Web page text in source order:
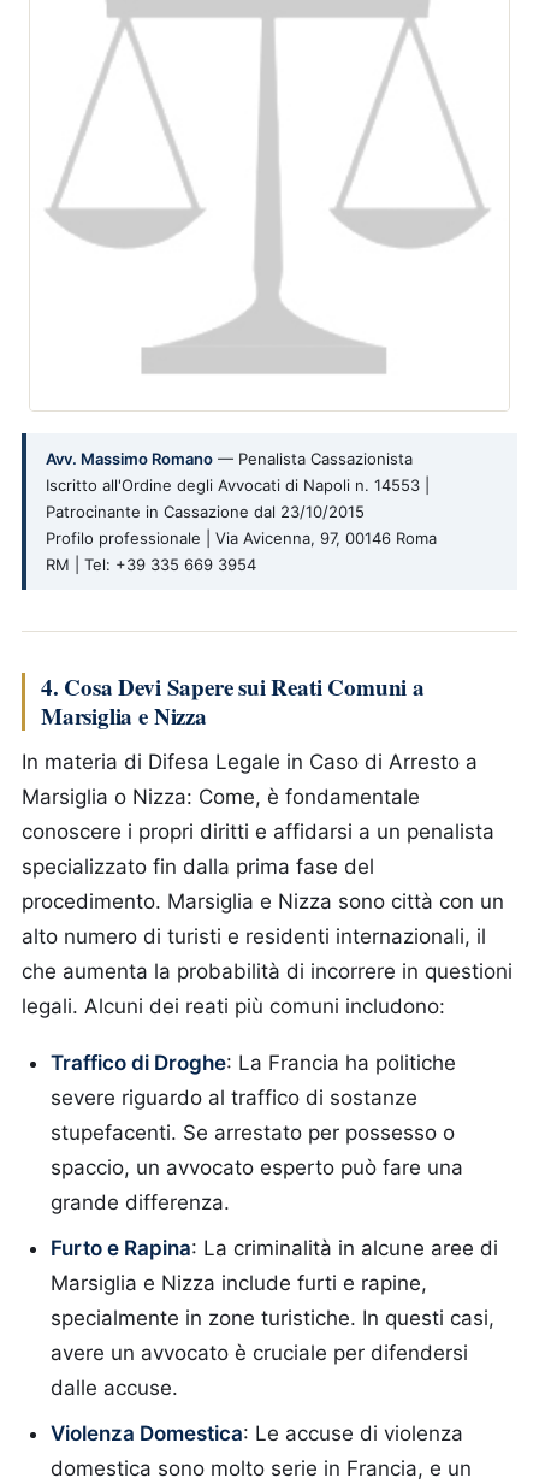
Avv. Massimo Romano — Penalista Cassazionista
Iscritto all'Ordine degli Avvocati di Napoli n. 14553 |
Patrocinante in Cassazione dal 23/10/2015
Profilo professionale | Via Avicenna, 97, 00146 Roma
RM | Tel: +39 335 669 3954
4. Cosa Devi Sapere sui Reati Comuni a
Marsiglia e Nizza
In materia di Difesa Legale in Caso di Arresto a
Marsiglia o Nizza: Come, è fondamentale
conoscere i propri diritti e affidarsi a un penalista
specializzato fin dalla prima fase del
procedimento. Marsiglia e Nizza sono città con un
alto numero di turisti e residenti internazionali, il
che aumenta la probabilità di incorrere in questioni
legali. Alcuni dei reati più comuni includono:
Traffico di Droghe: La Francia ha politiche
severe riguardo al traffico di sostanze
stupefacenti. Se arrestato per possesso o
spaccio, un avvocato esperto può fare una
grande differenza.
Furto e Rapina: La criminalità in alcune aree di
Marsiglia e Nizza include furti e rapine,
specialmente in zone turistiche. In questi casi,
avere un avvocato è cruciale per difendersi
dalle accuse.
Violenza Domestica: Le accuse di violenza
domestica sono molto serie in Francia, e un